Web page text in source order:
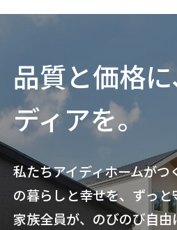
品質と価格
ディアを。
私たちアイディホームが
の暮らしと幸せを、ずっと
家族全員が、のびのび自